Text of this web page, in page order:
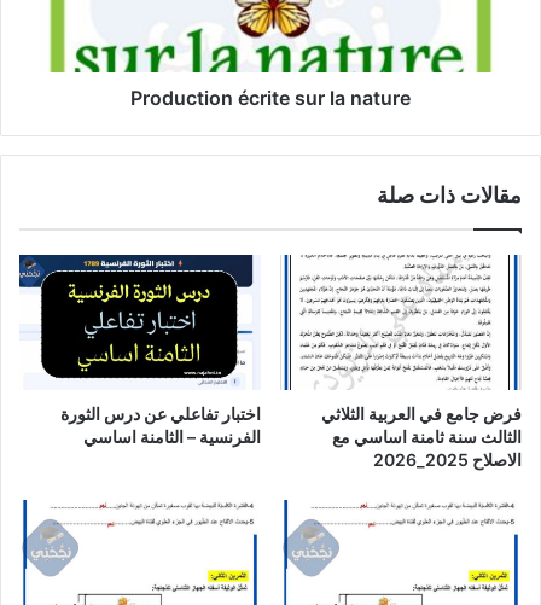
Production écrite sur la nature
مقالات ذات صلة
فرض جامع في العربية الثلاثي
الثالث سنة ثامنة اساسي مع
الاصلاح 2025_2026
اختبار تفاعلي عن درس الثورة
الفرنسية – الثامنة اساسي